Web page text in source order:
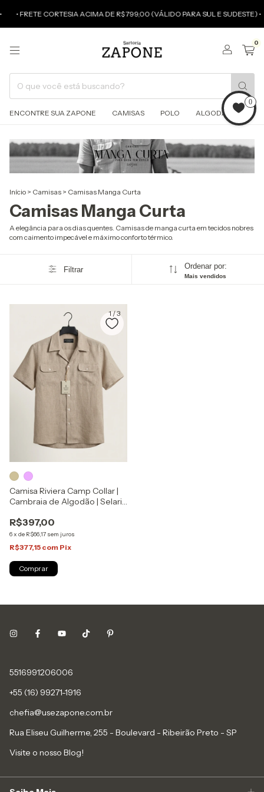
• FRETE CORTESIA ACIMA DE R$ 799,00 (VÁLIDO PARA SUL E SUDESTE) •
0
ENCONTRE SUA ZAPONE CAMISAS POLO ALGODÃO PIMA
Início > Camisas > Camisas Manga Curta
Camisas Manga Curta
A elegância para os dias quentes. Camisas de manga curta em tecidos nobres
com caimento impecável e máximo conforto térmico.
Filtrar Ordenar por:
Mais vendidos
1 /3
Camisa Riviera Camp Collar |
Cambraia de Algodão | Selaria
R$397,00
6x de R$66,17 sem juros
R$377,15 com Pix
Comprar
5516991206006
+55 (16) 99271-1916
chefia@usezapone.com.br
Rua Eliseu Guilherme, 255 - Boulevard - Ribeirão Preto - SP
Visite o nosso Blog!
0